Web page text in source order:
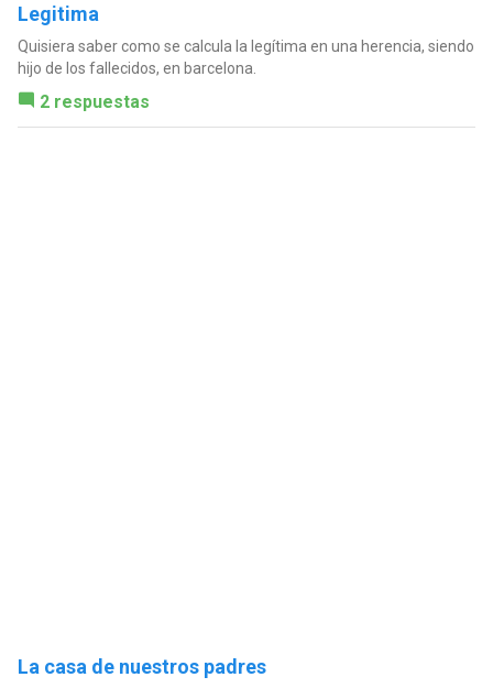
Legitima
Quisiera saber como se calcula la legítima en una herencia, siendo
hijo de los fallecidos, en barcelona.
2 respuestas
La casa de nuestros padres